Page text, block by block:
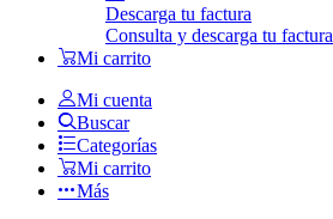
Descarga tu factura
Consulta y descarga tu factura
Mi carrito
Mi cuenta
Buscar
Categorías
Mi carrito
Más